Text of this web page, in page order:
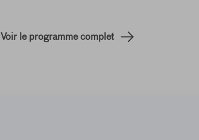
Voir le programme complet